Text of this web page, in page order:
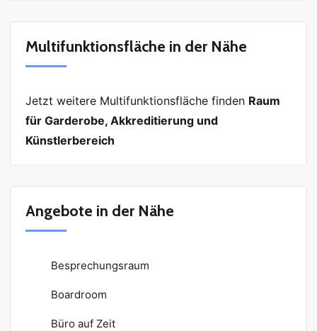
Multifunktionsfläche in der Nähe
Jetzt weitere Multifunktionsfläche finden Raum
für Garderobe, Akkreditierung und
Künstlerbereich
Angebote in der Nähe
Besprechungsraum
Boardroom
Büro auf Zeit